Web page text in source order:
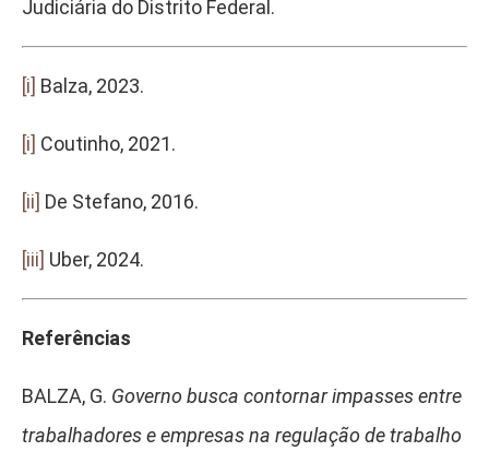
Judiciária do Distrito Federal.
[i] Balza, 2023.
[i] Coutinho, 2021.
[ii] De Stefano, 2016.
[iii] Uber, 2024.
Referências
BALZA, G. Governo busca contornar impasses entre
trabalhadores e empresas na regulação de trabalho